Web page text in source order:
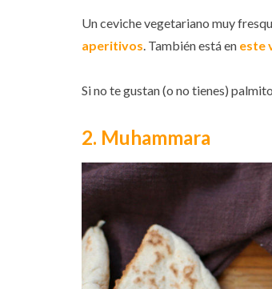
Un ceviche vegetariano muy
aperitivos. También está en este
Si no te gustan (o no tienes)
2. Muhammara